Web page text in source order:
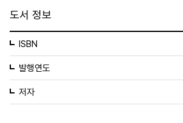
도서 정보
ISBN
발행연도
저자